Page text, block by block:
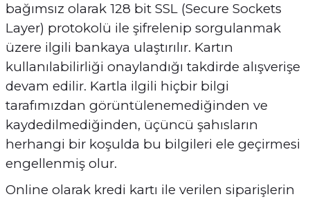
bağımsız olarak 128 bit SSL (Secure Sockets
Layer) protokolü ile şifrelenip sorgulanmak
üzere ilgili bankaya ulaştırılır. Kartın
kullanılabilirliği onaylandığı takdirde alışverişe
devam edilir. Kartla ilgili hiçbir bilgi
tarafımızdan görüntülenemediğinden ve
kaydedilmediğinden, üçüncü şahısların
herhangi bir koşulda bu bilgileri ele geçirmesi
engellenmiş olur.
Online olarak kredi kartı ile verilen siparişlerin